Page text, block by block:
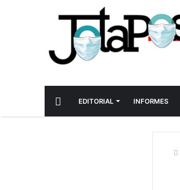
INICIOEDITORIAL INFORMES